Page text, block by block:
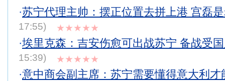
·苏宁代理主帅：摆正位置去拼上港 宫磊
17:55)
★★★★★
·埃里克森：吉安伤愈可出战苏宁 备战受
15:39)
★★★★★
·意中商会副主席：苏宁需要懂得意大利才